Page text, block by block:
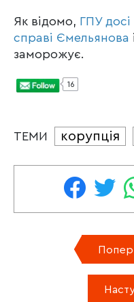
Як відомо, ГПУ досі
справі Ємельянова
заморожує.
16
ТЕМИ корупція